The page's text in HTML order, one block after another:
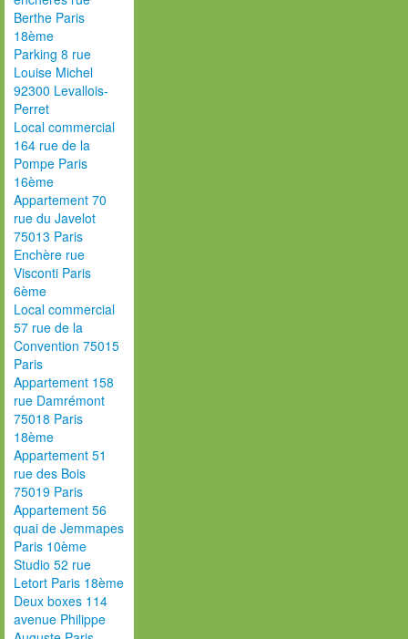
Berthe Paris
18ème
Parking 8 rue
Louise Michel
92300 Levallois-
Perret
Local commercial
164 rue de la
Pompe Paris
16ème
Appartement 70
rue du Javelot
75013 Paris
Enchère rue
Visconti Paris
6ème
Local commercial
57 rue de la
Convention 75015
Paris
Appartement 158
rue Damrémont
75018 Paris
18ème
Appartement 51
rue des Bois
75019 Paris
Appartement 56
quai de Jemmapes
Paris 10ème
Studio 52 rue
Letort Paris 18ème
Deux boxes 114
avenue Philippe